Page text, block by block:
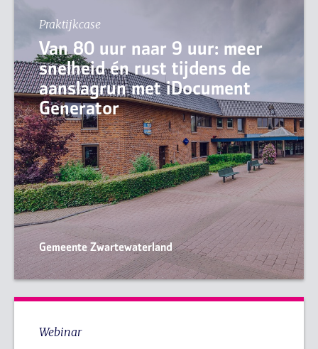
Praktijkcase
Van 80 uur naar 9 uur: meer
snelheid én rust tijdens de
aanslagrun met iDocument
Generator
Gemeente Zwartewaterland
Webinar